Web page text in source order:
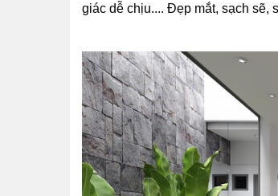
giác dễ chịu.... Đẹp mắt, sạch sẽ,